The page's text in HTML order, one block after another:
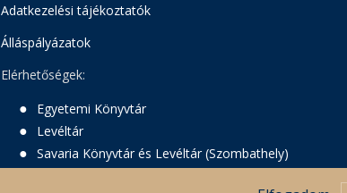
Adatkezelési tájékoztatók
Álláspályázatok
Elérhetőségek:
Egyetemi Könyvtár
Levéltár
Savaria Könyvtár és Levéltár (Szombathely)